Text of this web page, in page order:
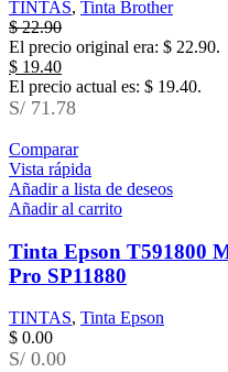
TINTAS, Tinta Brother
$22.90
El precio original era: $ 22.90.
$ 19.40
El precio actual es: $ 19.40.
S/ 71.78
Comparar
Vista rápida
Añadir a lista de deseos
Añadir al carrito
Tinta Epson T591800
Pro SP11880
TINTAS, Tinta Epson
$ 0.00
S/ 0.00